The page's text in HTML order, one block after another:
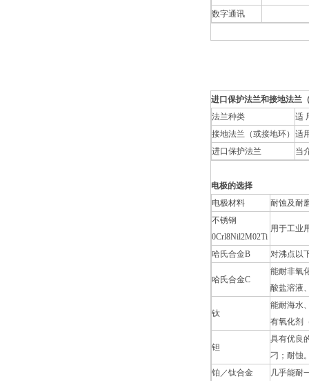
数字通讯
进口保护法兰和接地法兰
法兰种类
适
接地法兰（或接地环） 适
进口保护法兰
当
电极的选择
电极材料
耐蚀及耐
不锈钢
0Crl8Nil2M02Ti
用于工业
哈氏合金B 对沸点以
哈氏合金C
能耐非氧
酸盐溶液
钛
能耐海水
有氧化剂
钽
具有优良
刁；耐蚀
铂／钛合金
几乎能耐